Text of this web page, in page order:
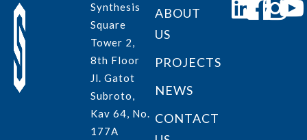
Synthesis
Square
Tower 2,
8th Floor
Jl. Gatot
Subroto,
Kav 64, No.
177A
ABOUT
US
PROJECTS
NEWS
CONTACT